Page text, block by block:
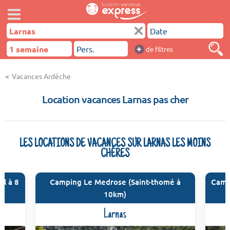
+ de filtres
Vacances Ardèche
Location vacances Larnas pas cher
LES LOCATIONS DE VACANCES SUR LARNAS LES MOINS
CHÈRES
à 8
Camping Le Medrose (Saint-thomé à
10km)
Larnas